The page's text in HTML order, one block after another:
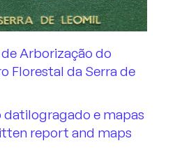
Arborização do
Florestal da Serra de
datilogragado e mapas
report and maps